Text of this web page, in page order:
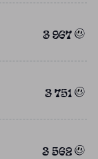
3 967
3 751
3 562